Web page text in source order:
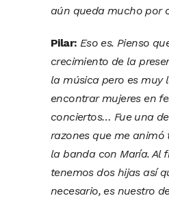
aún queda mucho por
Pilar: Eso es. Pienso
crecimiento de la
la música pero es muy
encontrar mujeres en
conciertos… Fue una
razones que me
la banda con María. Al
tenemos dos hijas así
necesario, es nuestro